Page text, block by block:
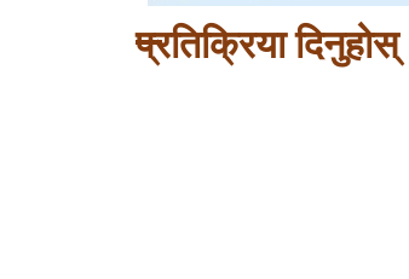
प्रतिक्रिया दिनुहोस्